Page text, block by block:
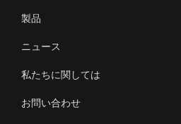
製品
ニュース
私たちに関しては
お問い合わせ